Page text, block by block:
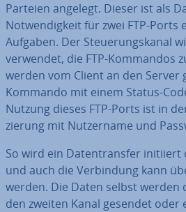
Parteien angelegt. Dieser ist als
Not­wen­dig­keit für zwei FTP-
Aufgaben. Der Steue­rungs­ka­nal
verwendet, die FTP-Kommandos
werden vom Client an den Server
Kommando mit einem Status-
Nutzung dieses FTP-Ports ist in
zie­rung mit Nut­zer­na­me und
So wird ein Da­ten­trans­fer initiiert
und auch die Ver­bin­dung kann
werden. Die Daten selbst werden
den zweiten Kanal gesendet oder